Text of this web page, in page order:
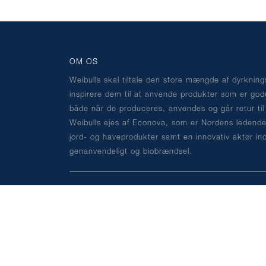
OM OS
Weibulls skal tiltale den store mængde af
inspirere dem til at anvende produkter som er
både når de produceres, anvendes og går retur til
Weibulls ejes af Econova, som er Nordens
jord- og haveprodukter samt en innovativ aktør
genanvendeligt og biobrændsel.